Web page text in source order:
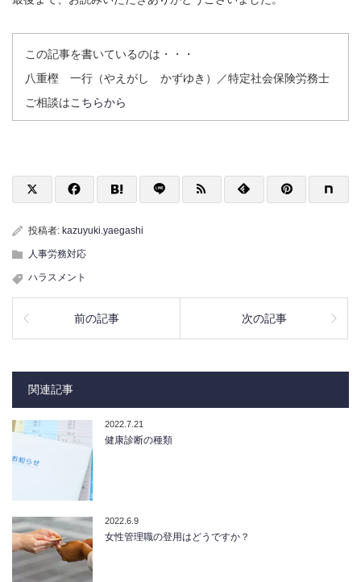
この記事を書いているのは・・・
八重樫 一行（やえがし かずゆき）／特定社会保険労務士
ご相談はこちらから
投稿者: kazuyuki.yaegashi
人事労務対応
ハラスメント
前の記事 次の記事
関連記事
2022.7.21
健康診断の種類
2022.6.9
女性管理職の登用はどうですか？